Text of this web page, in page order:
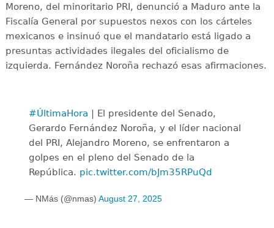
Moreno, del minoritario PRI, denunció a Maduro ante la
Fiscalía General por supuestos nexos con los cárteles
mexicanos e insinuó que el mandatario está ligado a
presuntas actividades ilegales del oficialismo de
izquierda. Fernández Noroña rechazó esas afirmaciones.
#ÚltimaHora | El presidente del Senado,
Gerardo Fernández Noroña, y el líder nacional
del PRI, Alejandro Moreno, se enfrentaron a
golpes en el pleno del Senado de la
República. pic.twitter.com/bJm35RPuQd
— NMás (@nmas) August 27, 2025